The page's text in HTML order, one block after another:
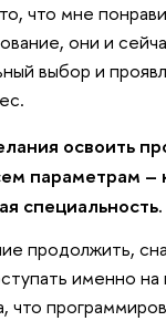
что мне
они и
выбор и
освоить
параметрам –
специальность.
продолжить,
именно
что